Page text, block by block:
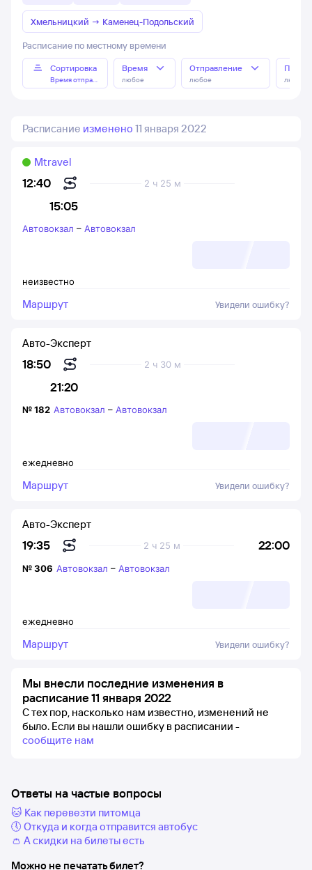
Хмельницкий → Каменец-Подольский
Расписание по местному времени
Сортировка
Время отправления
Время
любое
Отправление
любое любое
Расписание изменено 11 января 2022
12:40
15:05
2 ч 25 м
Mtravel
неизвестно
Автовокзал – Автовокзал
Маршрут Увидели ошибку?
18:50
21:20
2 ч 30 м
Авто-Эксперт
ежедневно
№182 Автовокзал – Автовокзал
Маршрут Увидели ошибку?
19:35 22:00
2 ч 25 м
Авто-Эксперт
ежедневно
№306 Автовокзал – Автовокзал
Маршрут Увидели ошибку?
Мы внесли последние изменения в
расписание 11 января 2022
С тех пор, насколько нам известно, изменений не
было. Если вы нашли ошибку в расписании -
сообщите нам
Ответы на частые вопросы
🐱 Как перевезти питомца
🕔 Откуда и когда отправится автобус
👛 А скидки на билеты есть
Можно не печатать билет?